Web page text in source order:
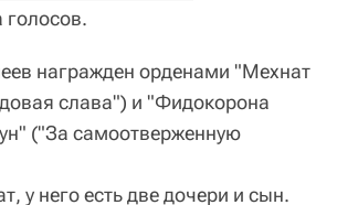
голосов.
награжден орденами "Мехнат
слава") и "Фидокорона
("За самоотверженную
у него есть две дочери и сын.